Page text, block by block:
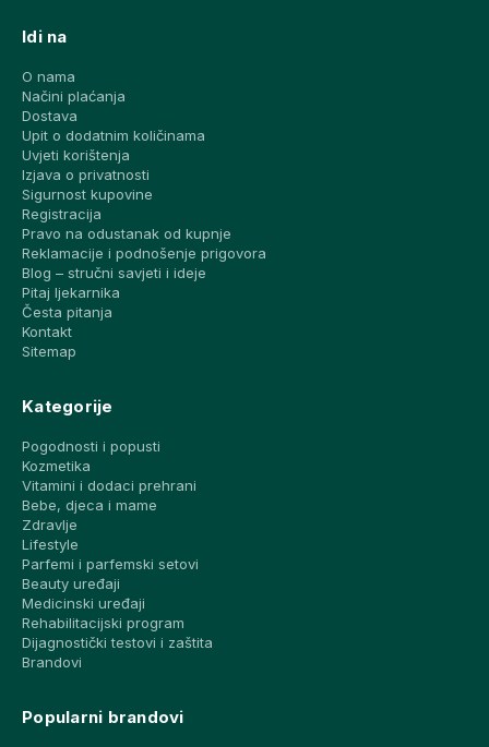
Idi na
O nama
Načini plaćanja
Dostava
Upit o dodatnim količinama
Uvjeti korištenja
Izjava o privatnosti
Sigurnost kupovine
Registracija
Pravo na odustanak od kupnje
Reklamacije i podnošenje prigovora
Blog – stručni savjeti i ideje
Pitaj ljekarnika
Česta pitanja
Kontakt
Sitemap
Kategorije
Pogodnosti i popusti
Kozmetika
Vitamini i dodaci prehrani
Bebe, djeca i mame
Zdravlje
Lifestyle
Parfemi i parfemski setovi
Beauty uređaji
Medicinski uređaji
Rehabilitacijski program
Dijagnostički testovi i zaštita
Brandovi
Popularni brandovi